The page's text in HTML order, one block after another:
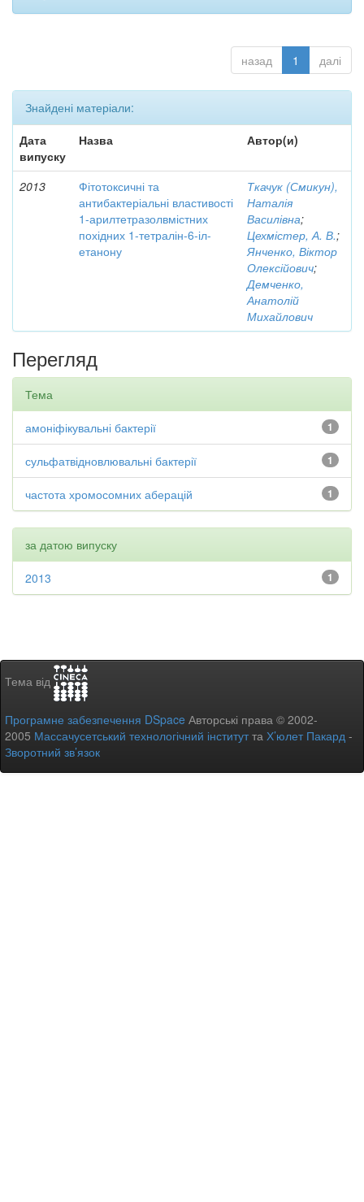
назад 1 далі
Знайдені матеріали:
Дата
випуску
Назва Автор(и)
2013
Фітотоксичні та
антибактеріальні властивості
1-арилтетразолвмістних
похідних 1-тетралін-6-іл-
етанону
Ткачук (Смикун),
Наталія
Василівна;
Цехмістер, А. В.;
Янченко, Віктор
Олексійович;
Демченко,
Анатолій
Михайлович
Перегляд
Тема
1
амоніфікувальні бактерії
1
сульфатвідновлювальні бактерії
1
частота хромосомних аберацій
за датою випуску
1
2013
Тема від
Програмне забезпечення DSpace Авторські права © 2002-
2005 Массачусетський технологічний інститутта Х’юлет Пакард -
Зворотний зв’язок